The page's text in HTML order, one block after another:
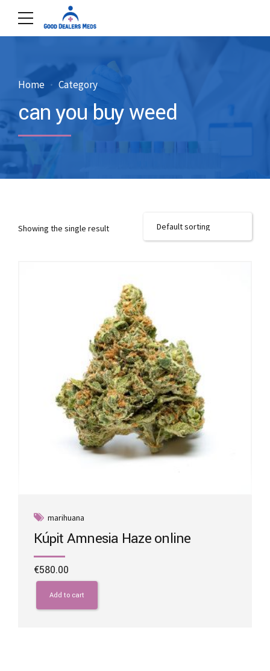
Home Category
can you buy weed
Showing the single result
marihuana
Kúpiť Amnesia Haze online
€580.00
Add to cart